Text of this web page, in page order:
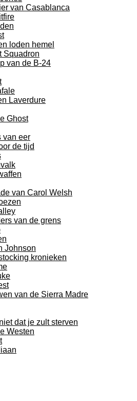
van Casablanca
loden hemel
Squadron
van de B-24
Laverdure
Ghost
van eer
de tijd
van Carol Welsh
van de grens
Johnson
kronieken
van de Sierra Madre
dat je zult sterven
Westen